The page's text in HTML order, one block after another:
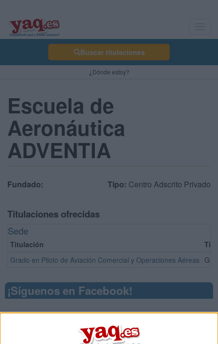
Buscar titulaciones
¿Dónde estoy?
Escuela de
Aeronáutica
ADVENTIA
Fundado: Tipo: Centro Adscrito Privado
Titulaciones ofrecidas
Sede
Titulación
Grado en Piloto de Aviación Comercial y Operaciones Aéreas
¡Síguenos en Facebook!